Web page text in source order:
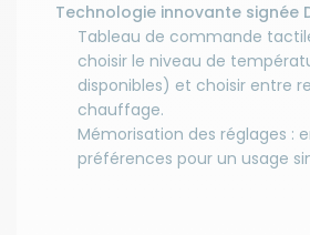
Technologie innovante signée
Tableau de commande
choisir le niveau de
disponibles) et choisir entre
chauffage.
Mémorisation des réglages :
préférences pour un usage